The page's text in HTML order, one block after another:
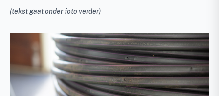
(tekst gaat onder foto verder)